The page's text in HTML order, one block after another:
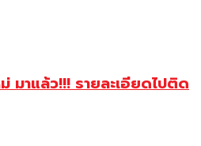
มาแล้ว!!! รายละเอียดไปติด